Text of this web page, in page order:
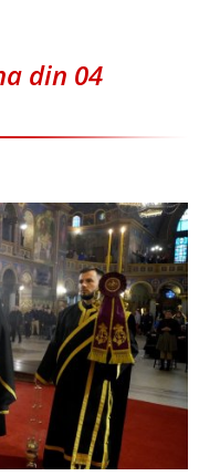
din 04